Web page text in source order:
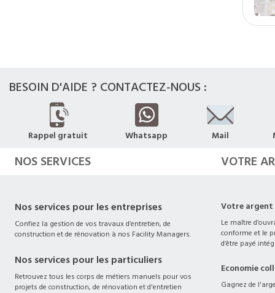
BESOIN D'AIDE ? CONTACTEZ-NOUS :
Rappel gratuit Whatsapp Mail
NOS SERVICES
Nos services pour les entreprises
Confiez la gestion de vos travaux d’entretien, de
construction et de rénovation à nos Facility Managers.
Nos services pour les particuliers
Retrouvez tous les corps de métiers manuels pour vos
projets de construction, de rénovation et d'entretien
VOTRE
Votre
Le maître
conforme et le
d’être payé
Economie
Gagnez de